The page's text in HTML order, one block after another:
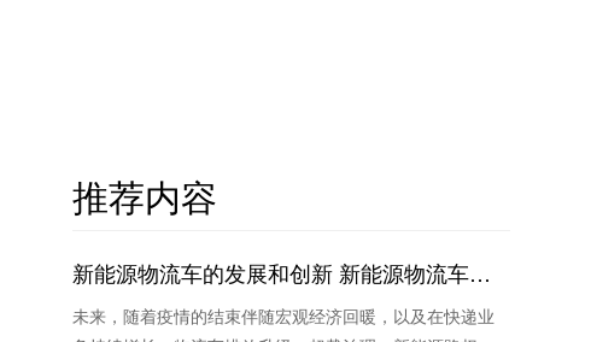
推荐内容
新能源物流车的发展和创新 新能源物流车哪
家耐用
未来，随着疫情的结束伴随宏观经济回暖，以及在快递业